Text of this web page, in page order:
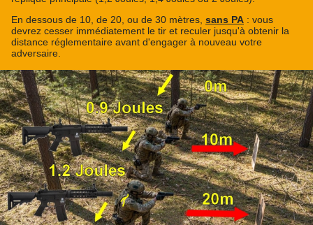
En dessous de 10, de 20, ou de 30 mètres, sans PA : vous
devrez cesser immédiatement le tir et reculer jusqu'à obtenir la
distance réglementaire avant d'engager à nouveau votre
adversaire.